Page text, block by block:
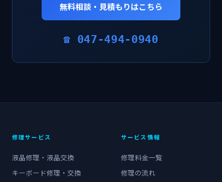
無料相談・見積もりはこちら
☎ 047-494-0940
修理サービス
液晶修理・液晶交換
キーボード修理・交換
サービス情報
修理料金一覧
修理の流れ